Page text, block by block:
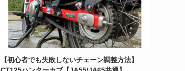
【初心者でも失敗しないチェーン調整方法】